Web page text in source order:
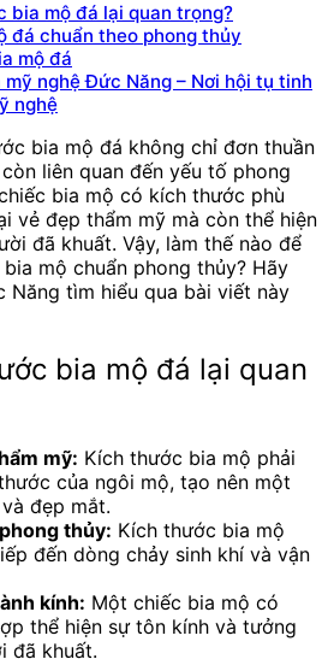
bia mộ đá lại quan trọng?
đá chuẩn theo phong thủy
mộ đá
nghệ Đức Năng – Nơi hội tụ tinh
nghệ
bia mộ đá không chỉ đơn thuần
liên quan đến yếu tố phong
bia mộ có kích thước phù
vẻ đẹp thẩm mỹ mà còn thể hiện
đã khuất. Vậy, làm thế nào để
mộ chuẩn phong thủy? Hãy
tìm hiểu qua bài viết này
bia mộ đá lại quan
mỹ: Kích thước bia mộ phải
của ngôi mộ, tạo nên một
đẹp mắt.
thủy: Kích thước bia mộ
đến dòng chảy sinh khí và vận
kính: Một chiếc bia mộ có
thể hiện sự tôn kính và tưởng
đã khuất.